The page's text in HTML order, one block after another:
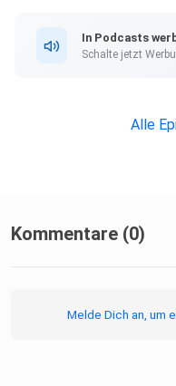
In Podcasts
Schalte jetzt
Alle
Kommentare (0)
Melde Dich an, um